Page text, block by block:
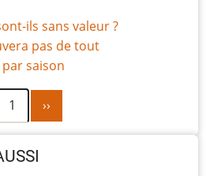
ils sans valeur ?
pas de tout
saison
1
suivante
››